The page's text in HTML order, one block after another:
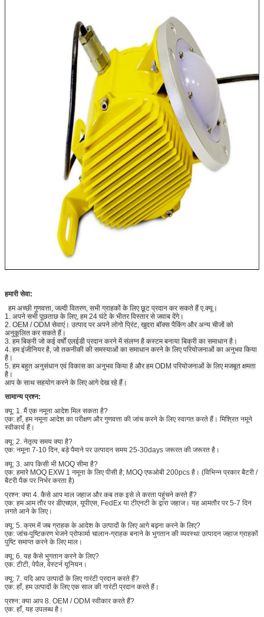
हमारी सेवा:
हम अच्छी गुणवत्ता, जल्दी वितरण, सभी ग्राहकों के लिए छूट प्रदान कर सकते हैं ए.क्यू।
1. अपने सभी पूछताछ के लिए, हम 24 घंटे के भीतर विस्तार से जवाब देंगे।
2. OEM / ODM सेवाएं। उत्पाद पर अपने लोगो प्रिंट, खुदरा बॉक्स पैकिंग और अन्य चीजों को
अनुकूलित कर सकते हैं।
3. हम बिक्री जो कई वर्षों एलईडी प्रदान करने में संलग्न है कस्टम बनाया बिक्री का समाधान है।
4. हम इंजीनियर है, जो तकनीकी की समस्याओं का समाधान करने के लिए परियोजनाओं का अनुभव किया
है।
5. हम बहुत अनुसंधान एवं विकास का अनुभव किया है और हम ODM परियोजनाओं के लिए मजबूत क्षमता
है।
आप के साथ सहयोग करने के लिए आगे देख रहे हैं।
सामान्य प्रश्न:
क्यू: 1. मैं एक नमूना आदेश मिल सकता है?
एक: हाँ, हम नमूना आदेश का परीक्षण और गुणवत्ता की जांच करने के लिए स्वागत करते हैं। मिश्रित नमूने
स्वीकार्य हैं।
क्यू: 2. नेतृत्व समय क्या है?
एक: नमूना 7-10 दिन, बड़े पैमाने पर उत्पादन समय 25-30days जरूरत की जरूरत है।
क्यू: 3. आप किसी भी MOQ सीमा है?
एक: हमारे MOQ EXW 1 नमूना के लिए पीसी है; MOQ एफओबी 200pcs है। (विभिन्न प्रकार बैटरी /
बैटरी पैक पर निर्भर करता है)
प्रश्न: क्या 4. कैसे आप माल जहाज और कब तक इसे ले करता पहुंचने करते हैं?
एक: हम आम तौर पर डीएचएल, यूपीएस, FedEx या टीएनटी के द्वारा जहाज। यह आमतौर पर 5-7 दिन
लगते आने के लिए।
क्यू: 5. क्रम में जब ग्राहक के आदेश के उत्पादों के लिए आगे बढ़ना करने के लिए?
एक: जांच-पुष्टिकरण भेजने प्रोफार्मा चालान-ग्राहक बनाने के भुगतान की व्यवस्था उत्पादन जहाज ग्राहकों
पुष्टि समाप्त करने के लिए माल।
क्यू: 6. यह कैसे भुगतान करने के लिए?
एक: टीटी, पेपैल, वेस्टर्न यूनियन।
क्यू: 7. यदि आप उत्पादों के लिए गारंटी प्रदान करते हैं?
एक: हाँ, हम उत्पादों के लिए एक साल की गारंटी प्रदान करते हैं।
प्रश्न: क्या आप 8. OEM / ODM स्वीकार करते हैं?
एक: हाँ, यह उपलब्ध है।